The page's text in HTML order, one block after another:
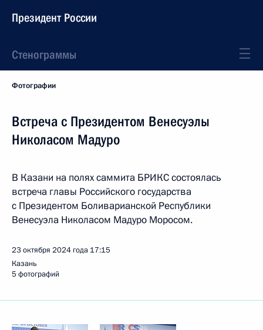
Президент России
Стенограммы
Фотографии
Встреча с Президентом Венесуэлы
Николасом Мадуро
В Казани на полях саммита БРИКС состоялась
встреча главы Российского государства
с Президентом Боливарианской Республики
Венесуэла Николасом Мадуро Моросом.
23 октября 2024 года 17:15
Казань
5 фотографий